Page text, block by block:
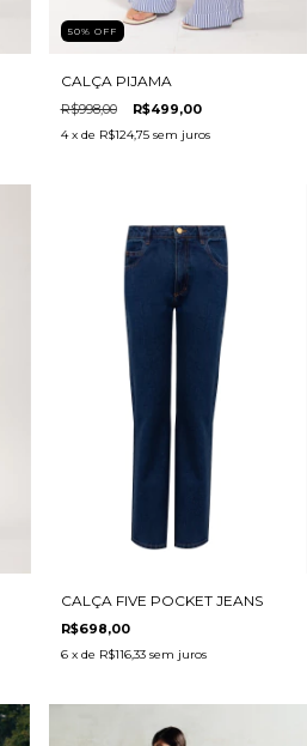
50% OFF
CALÇA PIJAMA
R$998,00 R$499,00
4 x de R$124,75 sem juros
CALÇA FIVE POCKET JEANS
R$698,00
6 x de R$116,33 sem juros